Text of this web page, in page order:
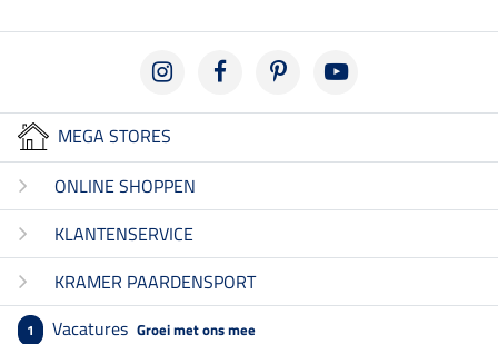
MEGA STORES
ONLINE SHOPPEN
KLANTENSERVICE
KRAMER PAARDENSPORT
1 Vacatures Groei met ons mee